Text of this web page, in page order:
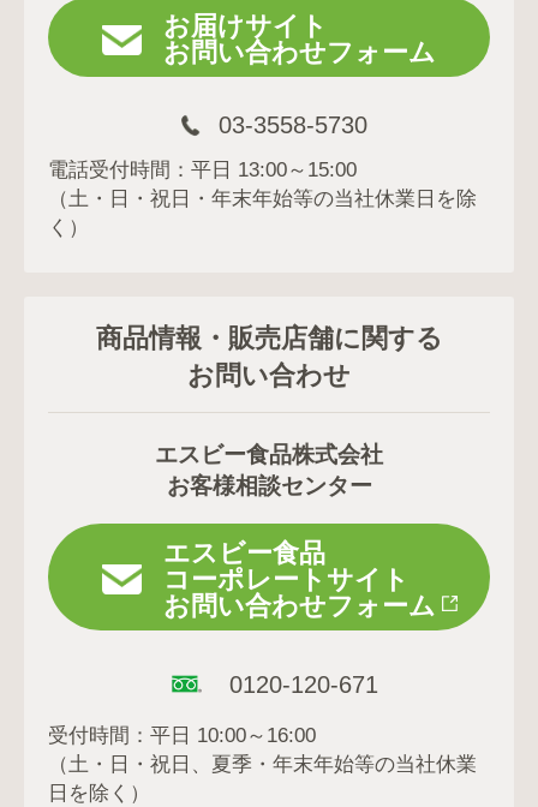
お届けサイト
お問い合わせフォーム
03-3558-5730
電話受付時間：平日 13:00～15:00
（土・日・祝日・年末年始等の当社休業日を除
く）
商品情報・販売店舗に関する
お問い合わせ
エスビー食品株式会社
お客様相談センター
エスビー食品
コーポレートサイト
お問い合わせフォーム
0120-120-671
受付時間：平日 10:00～16:00
（土・日・祝日、夏季・年末年始等の当社休業
日を除く）